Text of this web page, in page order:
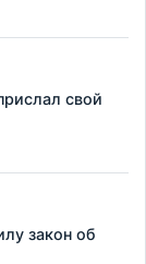
свой
закон об